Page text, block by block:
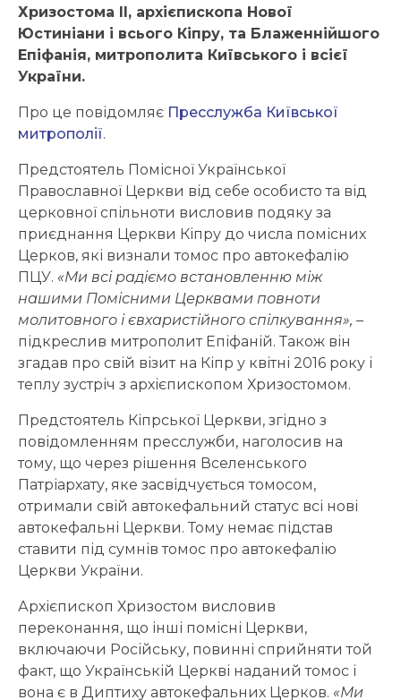
Хризостома ІІ, архієпископа Нової
Юстиніани і всього Кіпру, та Блаженнійшого
Епіфанія, митрополита Київського і всієї
України.
Про це повідомляє Пресслужба Київської
митрополії.
Предстоятель Помісної Української
Православної Церкви від себе особисто та від
церковної спільноти висловив подяку за
приєднання Церкви Кіпру до числа помісних
Церков, які визнали томос про автокефалію
ПЦУ. «Ми всі радіємо встановленню між
нашими Помісними Церквами повноти
молитовного і євхаристійного спілкування», –
підкреслив митрополит Епіфаній. Також він
згадав про свій візит на Кіпр у квітні 2016 року і
теплу зустріч з архієпископом Хризостомом.
Предстоятель Кіпрської Церкви, згідно з
повідомленням пресслужби, наголосив на
тому, що через рішення Вселенського
Патріархату, яке засвідчується томосом,
отримали свій автокефальний статус всі нові
автокефальні Церкви. Тому немає підстав
ставити під сумнів томос про автокефалію
Церкви України.
Архієпископ Хризостом висловив
переконання, що інші помісні Церкви,
включаючи Російську, повинні сприйняти той
факт, що Українській Церкві наданий томос і
вона є в Диптиху автокефальних Церков. «Ми